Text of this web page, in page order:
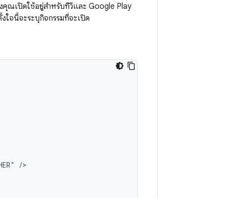
คุณเปิดใช้อยู่สำหรับทีวีและ Google Play
จนี้จะระบุกิจกรรมที่จะเปิด